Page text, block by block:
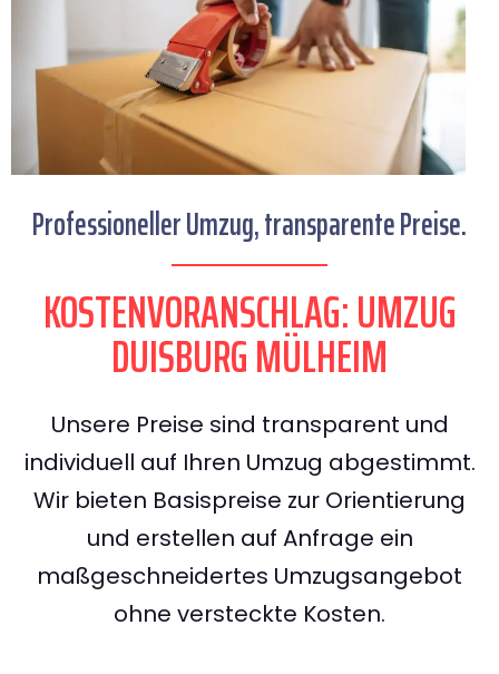
Professioneller Umzug, transparente Preise.
KOSTENVORANSCHLAG: UMZUG
DUISBURG MÜLHEIM
Unsere Preise sind transparent und
individuell auf Ihren Umzug abgestimmt.
Wir bieten Basispreise zur Orientierung
und erstellen auf Anfrage ein
maßgeschneidertes Umzugsangebot
ohne versteckte Kosten.